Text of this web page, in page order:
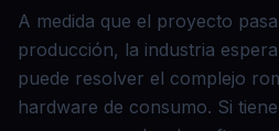
A medida que el proyecto
producción, la industria
puede resolver el complejo
hardware de consumo. Si